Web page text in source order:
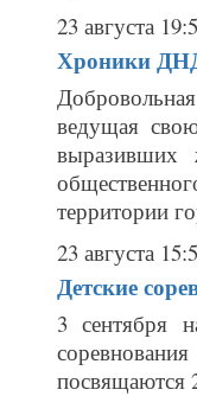
23 августа
Хроники
ведущая
выразивших
территории
23 августа
Детские
3 сентября
посвящаются